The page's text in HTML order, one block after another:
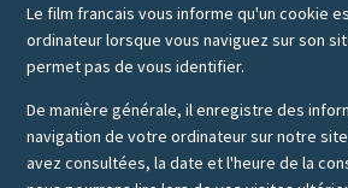
Le film francais vous informe qu'un cookie
ordinateur lorsque vous naviguez sur son
permet pas de vous identifier.
De manière générale, il enregistre des
navigation de votre ordinateur sur notre
avez consultées, la date et l'heure de la